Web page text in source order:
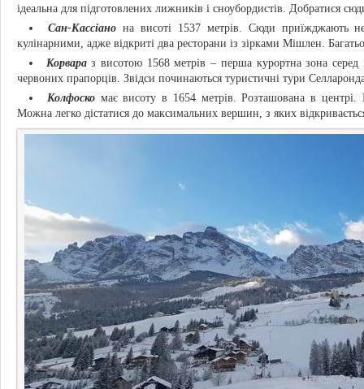
ідеальна для підготовлених лижників і сноубордистів. Добратися
Сан-Кассіанона висоті 1537 метрів. Сюди приїжджають
кулінарними, адже відкриті два ресторани із зірками Мішлен.
Корвараз висотою 1568 метрів – перша курортна зона
червоних прапорців. Звідси починаються туристичні тури
Колфоскомає висоту в 1654 метрів. Розташована в центрі.
Можна легко дістатися до максимальних вершин, з яких